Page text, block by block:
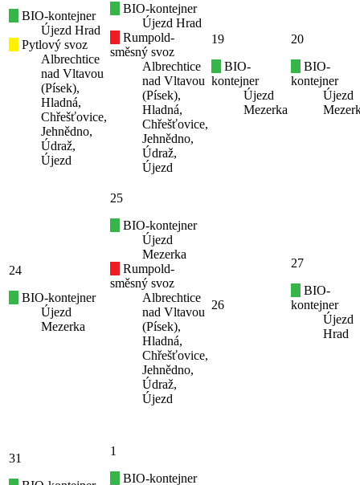
BIO-kontejner
Újezd Hrad
Pytlový svoz
Albrechtice
nad Vltavou
(Písek),
Hladná,
Chřešťovice,
Jehnědno,
Údraž,
Újezd
BIO-kontejner
Újezd Hrad
Rumpold-
směsný svoz
Albrechtice
nad Vltavou
(Písek),
Hladná,
Chřešťovice,
Jehnědno,
Údraž,
Újezd
19
BIO-
kontejner
Újezd
Mezerka
20
BIO-
kontejner
Újezd
24
BIO-kontejner
Újezd
Mezerka
25
BIO-kontejner
Újezd
Mezerka
Rumpold-
směsný svoz
Albrechtice
nad Vltavou
(Písek),
Hladná,
Chřešťovice,
Jehnědno,
Údraž,
Újezd
26
27
BIO-
kontejner
Újezd
Hrad
31
1
BIO-kontejner